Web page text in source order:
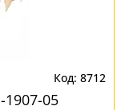
8712
05